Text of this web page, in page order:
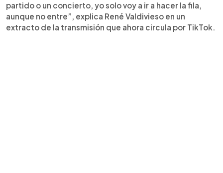
partido o un concierto, yo solo voy a ir a hacer la fila,
aunque no entre”, explica René Valdivieso en un
extracto de la transmisión que ahora circula por TikTok.